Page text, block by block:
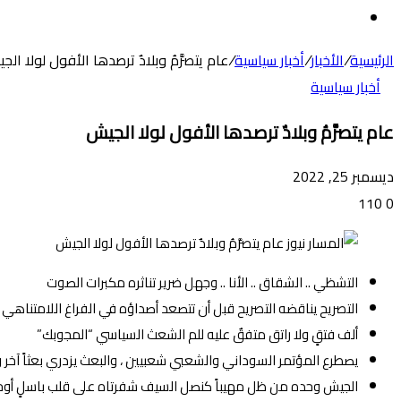
الرئيسية/الأخبار/أخبار سياسية/عام يتصرَّمُ وبلادٌ ترصدها الأفول لولا
أخبار سياسية
عام يتصرَّمُ وبلادٌ ترصدها الأفول لولا الجيش
ديسمبر 25, 2022
0
التشظي .. الشقاق .. الأنا .. وجهل ضرير تناثره مكبرات الصوت
التصريح يناقضه التصريح قبل أن تتصعد أصداؤه في الفراغ اللامتناهي
ألف فتقٍ ولا راتق متفقٌ عليه للم الشعث السياسي “المجوبك”
يصطرع المؤتمر السوداني والشعبي شعبيين ، والبعث يزدري بعثاً
الجيش وحده من ظل مهيباً كنصل السيف شفرتاه على قلب باسلٍ